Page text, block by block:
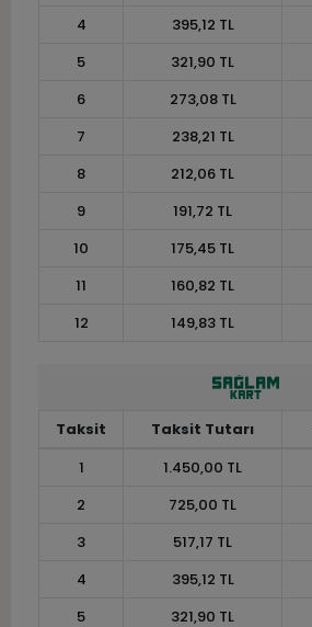
4
395,12 TL
5
321,90 TL
6
273,08 TL
7
238,21 TL
8
212,06 TL
9
191,72 TL
10
175,45 TL
11
160,82 TL
12
149,83 TL
Taksit Taksit Tutarı
1
1.450,00 TL
2
725,00 TL
3
517,17 TL
4
395,12 TL
5
321,90 TL